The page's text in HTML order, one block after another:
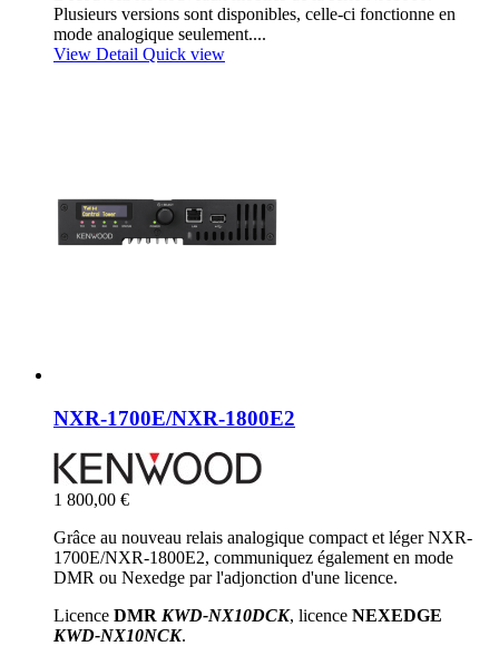
Plusieurs versions sont disponibles, celle-ci fonctionne en
mode analogique seulement....
View Detail Quick view
NXR-1700E/NXR-1800E2
1 800,00 €
Grâce au nouveau relais analogique compact et léger NXR-
1700E/NXR-1800E2, communiquez également en mode
DMR ou Nexedge par l'adjonction d'une licence.
Licence DMR KWD-NX10DCK, licence NEXEDGE
KWD-NX10NCK.